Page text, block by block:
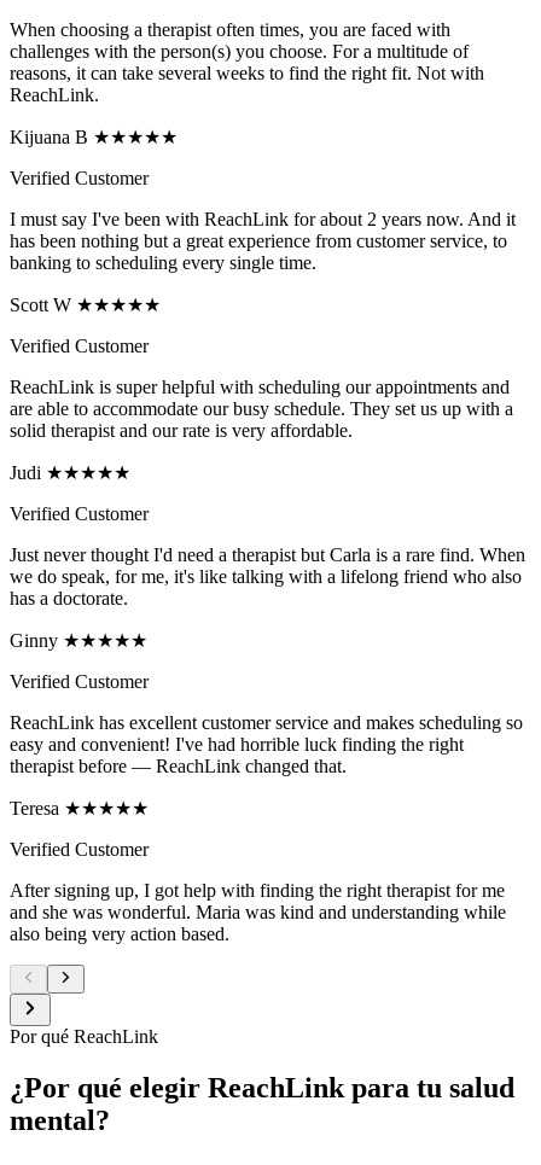
When choosing a therapist often times, you are faced with
challenges with the person(s) you choose. For a multitude of
reasons, it can take several weeks to find the right fit. Not with
ReachLink.
Kijuana B ★★★★★
Verified Customer
I must say I've been with ReachLink for about 2 years now. And it
has been nothing but a great experience from customer service, to
banking to scheduling every single time.
Scott W ★★★★★
Verified Customer
ReachLink is super helpful with scheduling our appointments and
are able to accommodate our busy schedule. They set us up with a
solid therapist and our rate is very affordable.
Judi ★★★★★
Verified Customer
Just never thought I'd need a therapist but Carla is a rare find. When
we do speak, for me, it's like talking with a lifelong friend who also
has a doctorate.
Ginny ★★★★★
Verified Customer
ReachLink has excellent customer service and makes scheduling so
easy and convenient! I've had horrible luck finding the right
therapist before — ReachLink changed that.
Teresa ★★★★★
Verified Customer
After signing up, I got help with finding the right therapist for me
and she was wonderful. Maria was kind and understanding while
also being very action based.
Por qué ReachLink
¿Por qué elegir ReachLink para tu salud
mental?